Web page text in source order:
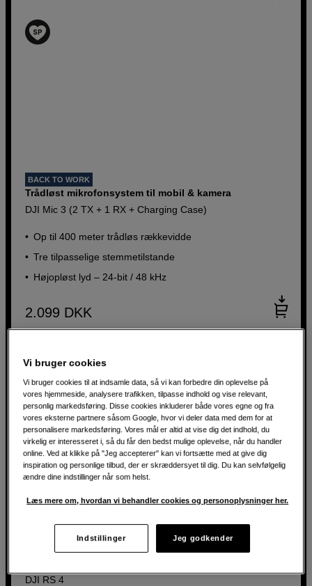
BACK TO WORK
Trådløst mikrofonsystem til mobil & kamera
DJI Mic 3 (2 TX + 1 RX + Charging Case)
Op til 400 meter trådløs rækkevidde
Tre tilpasselige stemmetilstande
Højopløst lyd – 24-bit / 48 kHz
2.099 DKK
DJI RS 4
Vi bruger cookies
Vi bruger cookies til at indsamle data, så vi kan forbedre din oplevelse på
vores hjemmeside, analysere trafikken, tilpasse indhold og vise relevant,
personlig markedsføring. Disse cookies inkluderer både vores egne og fra
vores eksterne partnere såsom Google, hvor vi deler data med dem for at
personalisere markedsføring. Vores mål er altid at vise dig det indhold, du
virkelig er interesseret i, så du får den bedst mulige oplevelse, når du handler
online. Ved at klikke på "Jeg accepterer" kan vi fortsætte med at give dig
inspiration og personlige tilbud, der er skræddersyet til dig. Du kan selvfølgelig
ændre dine indstillinger når som helst.
Læs mere om, hvordan vi behandler cookies og personoplysninger her.
Indstillinger Jeg godkender